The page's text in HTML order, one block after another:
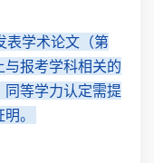
表学术论文（第
报考学科相关的
等学力认定需提
。